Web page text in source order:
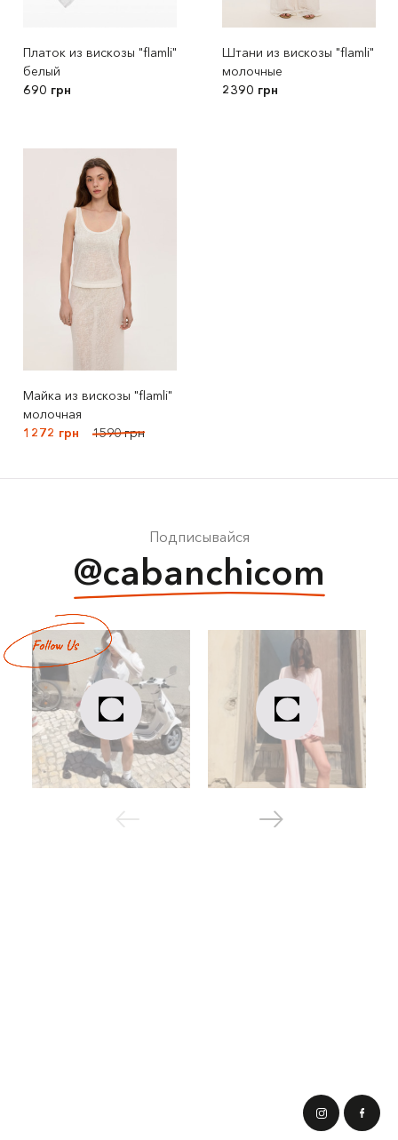
Платок из вискозы "flamli"
белый
690 грн
Штани из вискозы "flamli"
молочные
2390 грн
Майка из вискозы "flamli"
молочная
1272 грн
1590 грн
Подписывайся
@cabanchicom